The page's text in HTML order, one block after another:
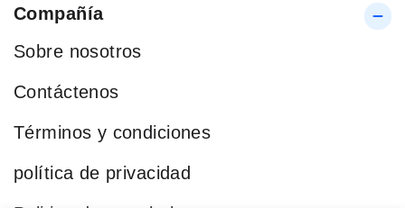
Compañía
Sobre nosotros
Contáctenos
Términos y condiciones
política de privacidad